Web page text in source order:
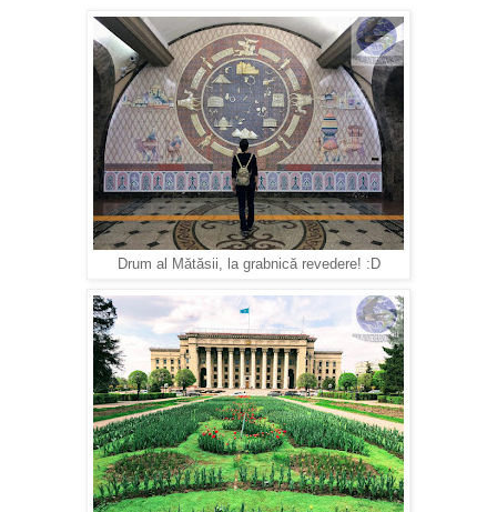
Drum al Mătăsii, la grabnică revedere! :D